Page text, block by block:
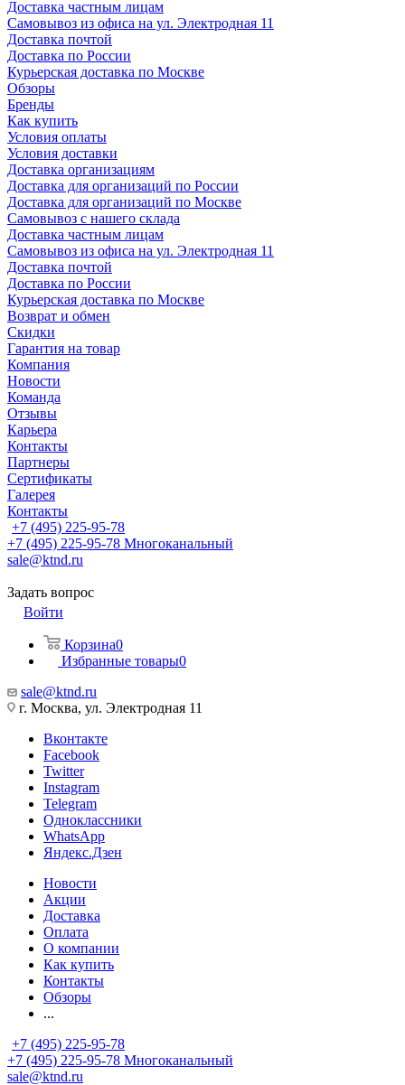
Доставка частным лицам
Самовывоз из офиса на ул. Электродная 11
Доставка почтой
Доставка по России
Курьерская доставка по Москве
Обзоры
Бренды
Как купить
Условия оплаты
Условия доставки
Доставка организациям
Доставка для организаций по России
Доставка для организаций по Москве
Самовывоз с нашего склада
Доставка частным лицам
Самовывоз из офиса на ул. Электродная 11
Доставка почтой
Доставка по России
Курьерская доставка по Москве
Возврат и обмен
Скидки
Гарантия на товар
Компания
Новости
Команда
Отзывы
Карьера
Контакты
Партнеры
Сертификаты
Галерея
Контакты
+7 (495) 225-95-78
+7 (495) 225-95-78 Многоканальный
sale@ktnd.ru
Задать вопрос
Войти
Корзина0
Избранные товары0
sale@ktnd.ru
г. Москва, ул. Электродная 11
Вконтакте
Facebook
Twitter
Instagram
Telegram
Одноклассники
WhatsApp
Яндекс.Дзен
Новости
Акции
Доставка
Оплата
О компании
Как купить
Контакты
Обзоры
...
+7 (495) 225-95-78
+7 (495) 225-95-78 Многоканальный
sale@ktnd.ru